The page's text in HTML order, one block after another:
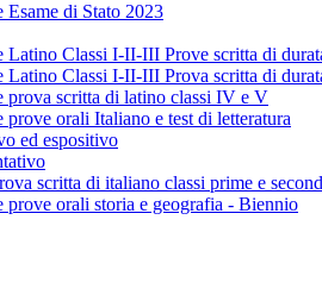
di Stato 2023
Latino Classi I-II-III Prove scritta di
Latino Classi I-II-III Prova scritta di
prova scritta di latino classi IV e V
orali Italiano e test di letteratura
ed espositivo
scritta di italiano classi prime e
orali storia e geografia - Biennio